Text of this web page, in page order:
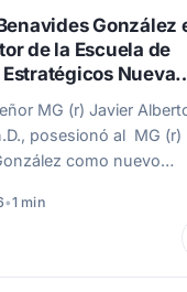
González
de la Escuela de
Nueva
MG (r) Javier
posesionó al MG (r)
como nuevo
•1 min